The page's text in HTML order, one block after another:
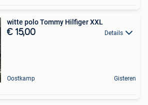
witte polo Tommy Hilfiger XXL
€ 15,00 Details
Oostkamp Gisteren